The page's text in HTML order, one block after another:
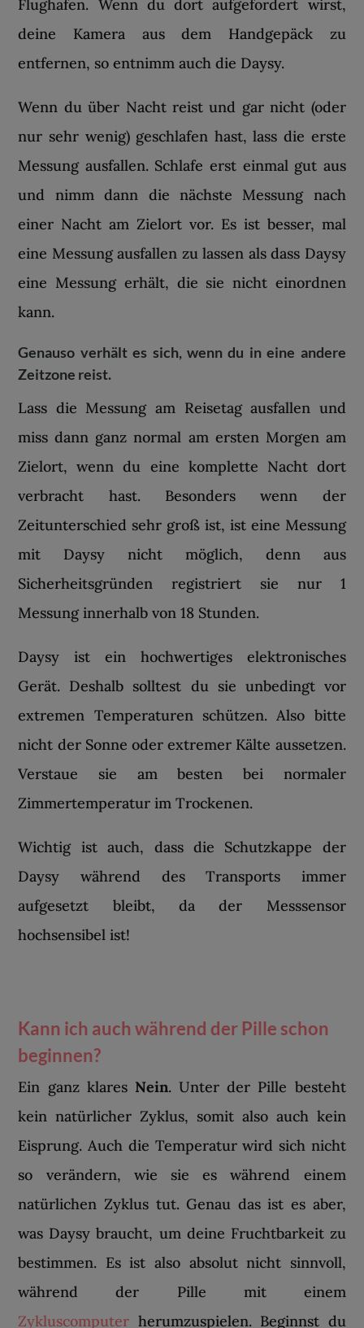
Flughafen. Wenn du dort aufgefordert wirst,
deine Kamera aus dem Handgepäck zu
entfernen, so entnimm auch die Daysy.
Wenn du über Nacht reist und gar nicht (oder
nur sehr wenig) geschlafen hast, lass die erste
Messung ausfallen. Schlafe erst einmal gut aus
und nimm dann die nächste Messung nach
einer Nacht am Zielort vor. Es ist besser, mal
eine Messung ausfallen zu lassen als dass Daysy
eine Messung erhält, die sie nicht einordnen
kann.
Genauso verhält es sich, wenn du in eine andere
Zeitzone reist.
Lass die Messung am Reisetag ausfallen und
miss dann ganz normal am ersten Morgen am
Zielort, wenn du eine komplette Nacht dort
verbracht hast. Besonders wenn der
Zeitunterschied sehr groß ist, ist eine Messung
mit Daysy nicht möglich, denn aus
Sicherheitsgründen registriert sie nur 1
Messung innerhalb von 18 Stunden.
Daysy ist ein hochwertiges elektronisches
Gerät. Deshalb solltest du sie unbedingt vor
extremen Temperaturen schützen. Also bitte
nicht der Sonne oder extremer Kälte aussetzen.
Verstaue sie am besten bei normaler
Zimmertemperatur im Trockenen.
Wichtig ist auch, dass die Schutzkappe der
Daysy während des Transports immer
aufgesetzt bleibt, da der Messsensor
hochsensibel ist!
Kann ich auch während der Pille schon
beginnen?
Ein ganz klares Nein. Unter der Pille besteht
kein natürlicher Zyklus, somit also auch kein
Eisprung. Auch die Temperatur wird sich nicht
so verändern, wie sie es während einem
natürlichen Zyklus tut. Genau das ist es aber,
was Daysy braucht, um deine Fruchtbarkeit zu
bestimmen. Es ist also absolut nicht sinnvoll,
während der Pille mit einem
Zykluscomputer herumzuspielen. Beginnst du